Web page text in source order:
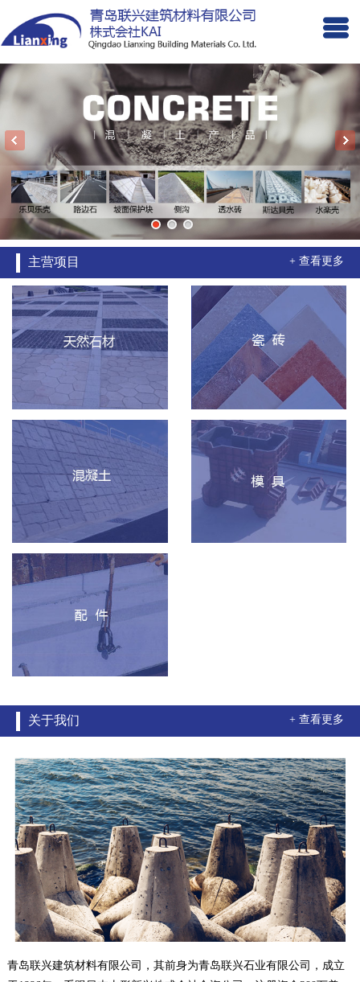
+ 查看更多
主营项目
+ 查看更多
关于我们
青岛联兴建筑材料有限公司，其前身为青岛联兴石业有限公司，成立